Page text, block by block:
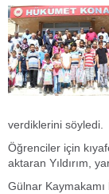
verdiklerini söyledi.
Öğrenciler için
aktaran Yıldırım,
Gülnar Kaymakamı